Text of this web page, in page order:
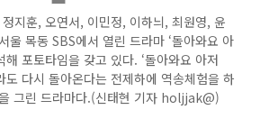
지훈, 오연서, 이민정, 이하늬, 최원영, 윤
울 목동 SBS에서 열린 드라마 ‘돌아와요 아
해 포토타임을 갖고 있다. ‘돌아와요 아저
도 다시 돌아온다는 전제하에 역송체험을 하
그린 드라마다.(신태현 기자 holjjak@)